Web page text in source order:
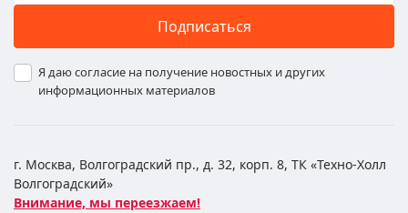
Подписаться
Я даю согласие на получение новостных и других
информационных материалов
г. Москва, Волгоградский пр., д. 32, корп. 8, ТК «Техно-Холл
Волгоградский»
Внимание, мы переезжаем!